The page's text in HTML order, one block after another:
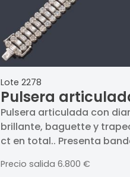
Lote 2278
Pulsera
diamantes talla
baguette y
aprox. 3,08 ct en
Pulsera articulada con
brillante, baguette y
ct en total.. Presenta
bandas de brillantes
Precio salida 6.800 €